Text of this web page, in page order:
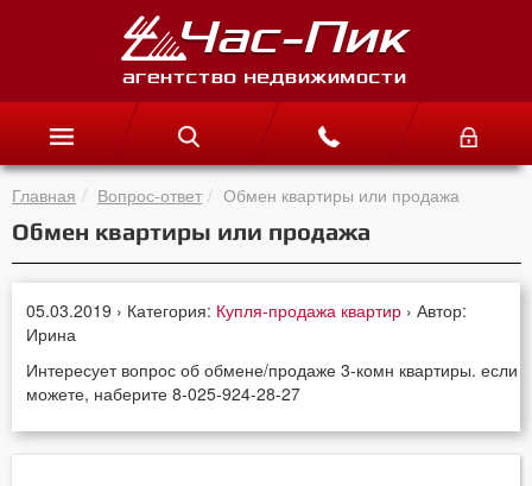
Главная Вопрос-ответ Обмен квартиры или продажа
Обмен квартиры или продажа
05.03.2019 › Категория: Купля-продажа квартир › Автор:
Ирина
Интересует вопрос об обмене/продаже 3-комн квартиры. если
можете, наберите 8-025-924-28-27